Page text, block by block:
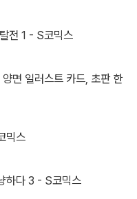
전 1 - S코믹스
면 일러스트 카드, 초판 한
믹스
하다 3 - S코믹스